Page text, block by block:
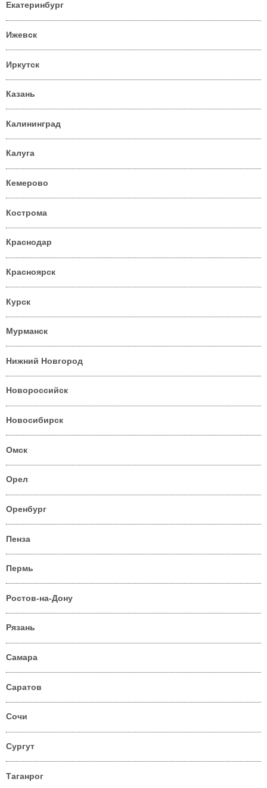
Екатеринбург
Ижевск
Иркутск
Казань
Калининград
Калуга
Кемерово
Кострома
Краснодар
Красноярск
Курск
Мурманск
Нижний Новгород
Новороссийск
Новосибирск
Омск
Орел
Оренбург
Пенза
Пермь
Ростов-на-Дону
Рязань
Самара
Саратов
Сочи
Сургут
Таганрог